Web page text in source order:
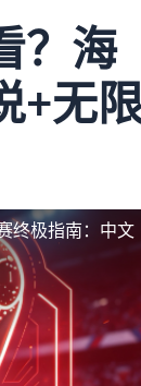
？海
+无
终极指南：中文